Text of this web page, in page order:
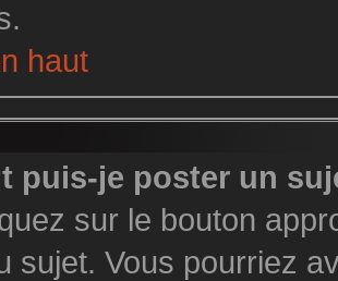
haut
puis-je poster un
sur le bouton
sujet. Vous pourriez